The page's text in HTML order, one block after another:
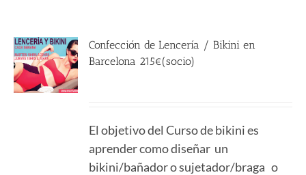
Confección de Lencería / Bikini en
Barcelona 215€(socio)
El objetivo del Curso de bikini es
aprender como diseñar un
bikini/bañador o sujetador/braga o